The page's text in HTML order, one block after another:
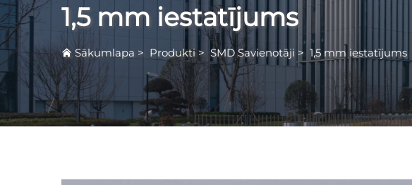
1,5 mm iestatījums
Sākumlapa > Produkti> SMD Savienotāji > 1,5 mm iestatījums